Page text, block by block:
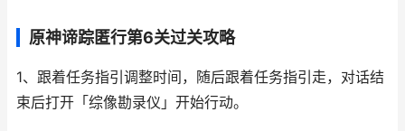
原神谛踪匿行第6关过关攻略
1、跟着任务指引调整时间，随后跟着任务指引走，对话结
束后打开「综像勘录仪」开始行动。